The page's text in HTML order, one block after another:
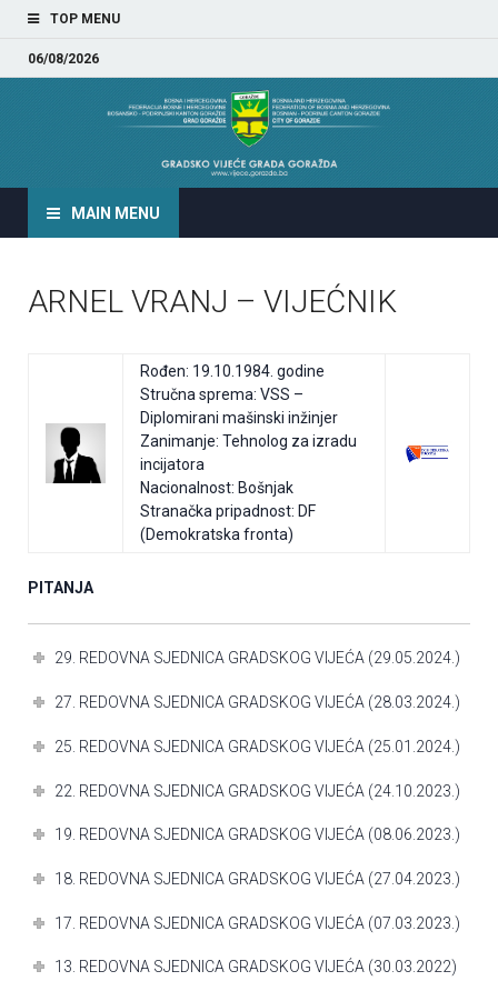
TOP MENU
06/08/2026
GRADSKO VIJEĆE GRADA
MAIN MENU
ARNEL VRANJ – VIJEĆNIK
Rođen: 19.10.1984. godine
Stručna sprema: VSS –
Diplomirani mašinski inžinjer
Zanimanje: Tehnolog za izradu
incijatora
Nacionalnost: Bošnjak
Stranačka pripadnost: DF
(Demokratska fronta)
PITANJA
29. REDOVNA SJEDNICA GRADSKOG VIJEĆA (29.05.2024.)
27. REDOVNA SJEDNICA GRADSKOG VIJEĆA (28.03.2024.)
25. REDOVNA SJEDNICA GRADSKOG VIJEĆA (25.01.2024.)
22. REDOVNA SJEDNICA GRADSKOG VIJEĆA (24.10.2023.)
19. REDOVNA SJEDNICA GRADSKOG VIJEĆA (08.06.2023.)
18. REDOVNA SJEDNICA GRADSKOG VIJEĆA (27.04.2023.)
17. REDOVNA SJEDNICA GRADSKOG VIJEĆA (07.03.2023.)
13. REDOVNA SJEDNICA GRADSKOG VIJEĆA (30.03.2022)